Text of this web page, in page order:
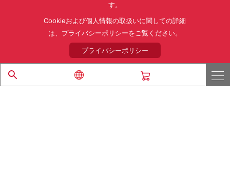
利用目的
プライバシーポリシー
サイトマップ
ローム製品の販売に関する標準契約条件書(PDF)
© 1997 - 2026 ROHM CO., LTD. ALL RIGHTS RESERVED.
す。
Cookieおよび個人情報の取扱いに関しての詳細
は、プライバシーポリシーをご覧ください。
プライバシーポリシー